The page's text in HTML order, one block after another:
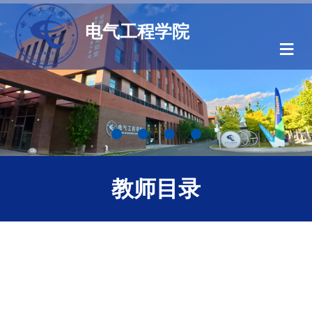
电气工程学院
≡
教师目录